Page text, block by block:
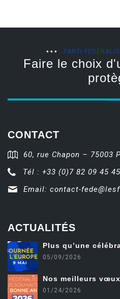
PARTI
Faire le choix
CONTACT
60, rue Chapon – 75003
Tél : +33 (0)7 82 09 45 45
Email: contact-
ACTUALITÉS
Plus qu’une
05/09/2026
Nos meilleurs
01/24/2026